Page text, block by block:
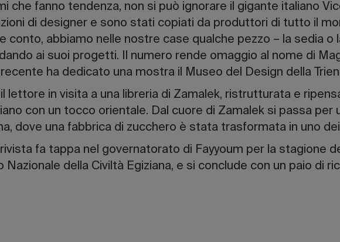
che fanno tendenza, non si può ignorare il gigante italiano
di designer e sono stati copiati da produttori di tutto il
conto, abbiamo nelle nostre case qualche pezzo – la sedia o
ai suoi progetti. Il numero rende omaggio al nome di
ha dedicato una mostra il Museo del Design della
lettore in visita a una libreria di Zamalek, ristrutturata e
con un tocco orientale. Dal cuore di Zamalek si passa per
dove una fabbrica di zucchero è stata trasformata in uno
rivista fa tappa nel governatorato di Fayyoum per la stagione
Nazionale della Civiltà Egiziana, e si conclude con un paio di